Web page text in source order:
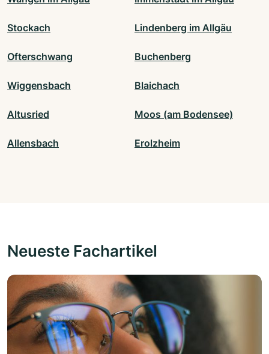
Stockach Lindenberg im Allgäu
Ofterschwang Buchenberg
Wiggensbach Blaichach
Altusried Moos (am Bodensee)
Allensbach Erolzheim
Neueste Fachartikel